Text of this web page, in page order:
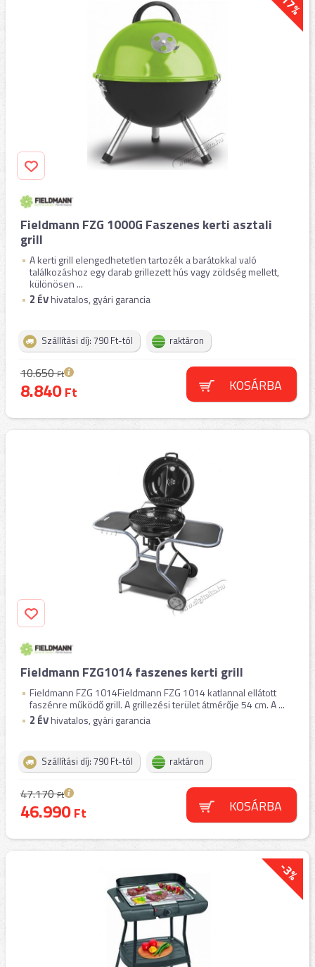
Fieldmann FZG 1000G Faszenes kerti asztali
grill
A kerti grill elengedhetetlen tartozék a barátokkal való
találkozáshoz egy darab grillezett hús vagy zöldség mellett,
különösen ...
2 ÉVhivatalos, gyári garancia
Szállítási díj: 790 Ft-tól raktáron
10.650Ft
8.840Ft KOSÁRBA
Fieldmann FZG1014 faszenes kerti grill
Fieldmann FZG 1014Fieldmann FZG 1014 katlannal ellátott
faszénre működő grill. A grillezési terület átmérője 54 cm. A ...
2 ÉVhivatalos, gyári garancia
Szállítási díj: 790 Ft-tól raktáron
47.170Ft
46.990Ft KOSÁRBA
-3%